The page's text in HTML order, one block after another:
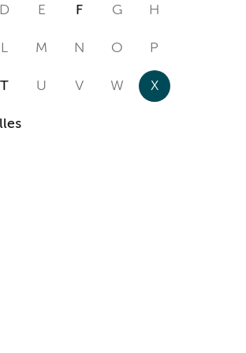
D E F G H
L M N O P
T U V W X